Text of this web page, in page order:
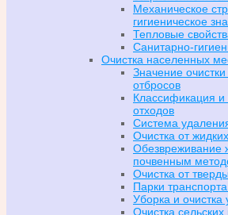
Механическое
гигиеническое
Тепловые
Санитарно-
Очистка населенных
Значение
отбросов
Классификация
отходов
Система
Очистка от
Обезвреживание
почвенным
Очистка от
Парки
Уборка и очистка
Очистка